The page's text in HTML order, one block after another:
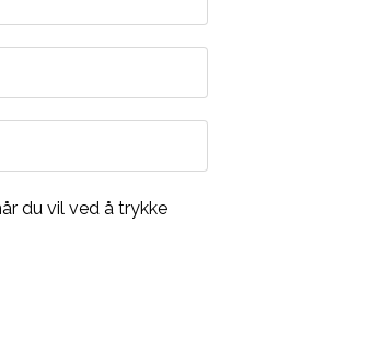
du vil ved å trykke